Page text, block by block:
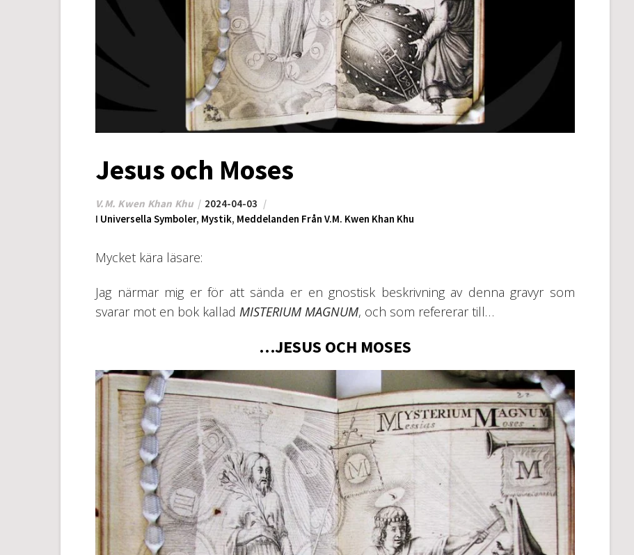
Jesus och Moses
V.M. Kwen Khan Khu
2024-04-03
I Universella Symboler, Mystik, Meddelanden Från V.M. Kwen Khan Khu
Mycket kära läsare:
Jag närmar mig er för att sända er en gnostisk beskrivning av denna gravyr som
svarar mot en bok kallad MISTERIUM MAGNUM, och som refererar till…
…JESUS OCH MOSES